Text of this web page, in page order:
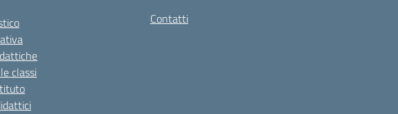
classi
Contatti